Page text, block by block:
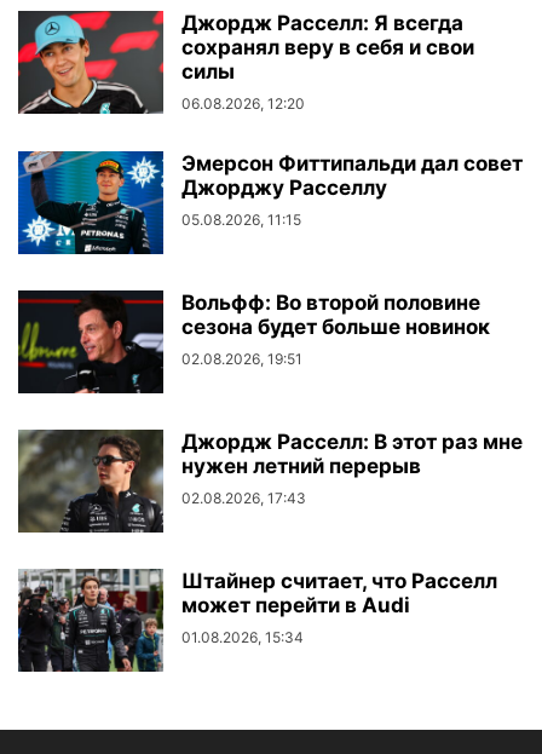
Джордж Расселл: Я всегда
сохранял веру в себя и свои
силы
06.08.2026, 12:20
Эмерсон Фиттипальди дал совет
Джорджу Расселлу
05.08.2026, 11:15
Вольфф: Во второй половине
сезона будет больше новинок
02.08.2026, 19:51
Джордж Расселл: В этот раз мне
нужен летний перерыв
02.08.2026, 17:43
Штайнер считает, что Расселл
может перейти в Audi
01.08.2026, 15:34